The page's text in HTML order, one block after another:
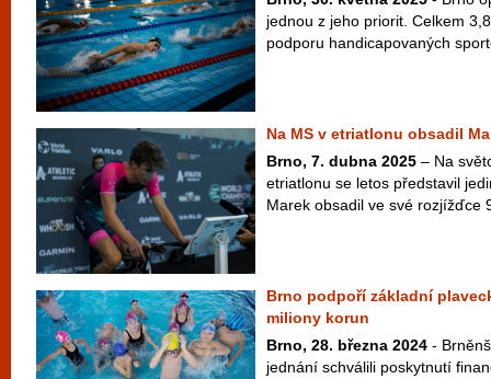
jednou z jeho priorit. Celkem
podporu handicapovaných
Na MS v etriatlonu obsadil
Brno, 7. dubna 2025 – Na
etriatlonu se letos představil
Marek obsadil ve své rozjížďce
Brno podpoří základní
miliony korun
Brno, 28. března 2024 -
jednání schválili poskytnutí